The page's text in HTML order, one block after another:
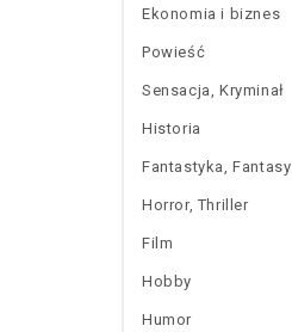
Ekonomia i biznes
Powieść
Sensacja, Kryminał
Historia
Fantastyka, Fantasy
Horror, Thriller
Film
Hobby
Humor